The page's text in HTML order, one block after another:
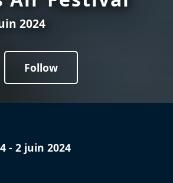
2024
Follow
- 2 juin 2024